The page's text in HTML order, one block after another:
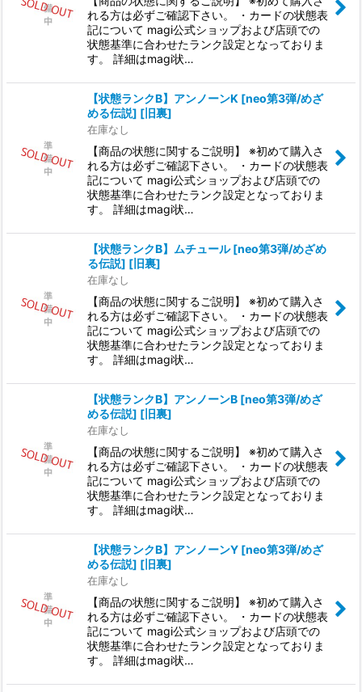
れる方は必ずご確認下さい。 ・カードの状態表
記について magi公式ショップおよび店頭での
状態基準に合わせたランク設定となっておりま
す。 詳細はmagi状…
【状態ランクB】アンノーンK [neo第3弾/めざ
める伝説] [旧裏]
在庫なし
【商品の状態に関するご説明】 ※初めて購入さ
れる方は必ずご確認下さい。 ・カードの状態表
記について magi公式ショップおよび店頭での
状態基準に合わせたランク設定となっておりま
す。 詳細はmagi状…
【状態ランクB】ムチュール [neo第3弾/めざめ
る伝説] [旧裏]
在庫なし
【商品の状態に関するご説明】 ※初めて購入さ
れる方は必ずご確認下さい。 ・カードの状態表
記について magi公式ショップおよび店頭での
状態基準に合わせたランク設定となっておりま
す。 詳細はmagi状…
【状態ランクB】アンノーンB [neo第3弾/めざ
める伝説] [旧裏]
在庫なし
【商品の状態に関するご説明】 ※初めて購入さ
れる方は必ずご確認下さい。 ・カードの状態表
記について magi公式ショップおよび店頭での
状態基準に合わせたランク設定となっておりま
す。 詳細はmagi状…
【状態ランクB】アンノーンY [neo第3弾/めざ
める伝説] [旧裏]
在庫なし
【商品の状態に関するご説明】 ※初めて購入さ
れる方は必ずご確認下さい。 ・カードの状態表
記について magi公式ショップおよび店頭での
状態基準に合わせたランク設定となっておりま
す。 詳細はmagi状…